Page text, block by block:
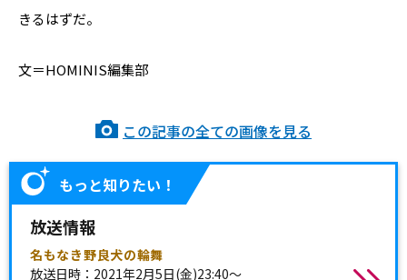
きるはずだ。
文＝HOMINIS編集部
この記事の全ての画像を見る
もっと知りたい！
放送情報
名もなき野良犬の輪舞
放送日時：2021年2月5日(金)23:40～